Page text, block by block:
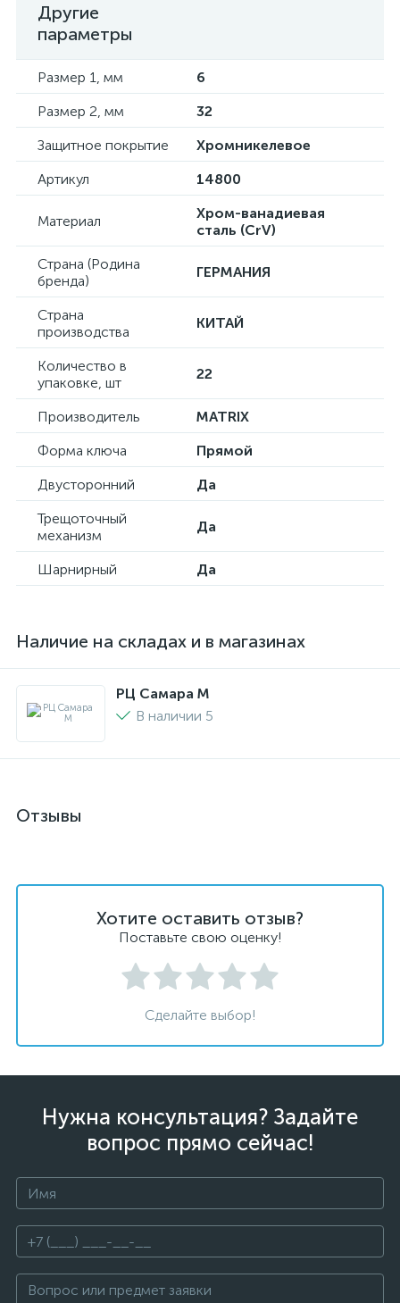
Другие
параметры
Размер 1, мм
6
Размер 2, мм
32
Защитное покрытие
Хромникелевое
Артикул
14800
Материал
Хром-ванадиевая
сталь (CrV)
Страна (Родина
бренда)
ГЕРМАНИЯ
Страна
производства
КИТАЙ
Количество в
упаковке, шт
22
Производитель
MATRIX
Форма ключа
Прямой
Двусторонний
Да
Трещоточный
механизм
Да
Шарнирный Да
Наличие на складах и в магазинах
РЦ Самара M
В наличии 5
Отзывы
Хотите оставить отзыв?
Поставьте свою оценку!
Сделайте выбор!
Нужна консультация? Задайте
вопрос прямо сейчас!